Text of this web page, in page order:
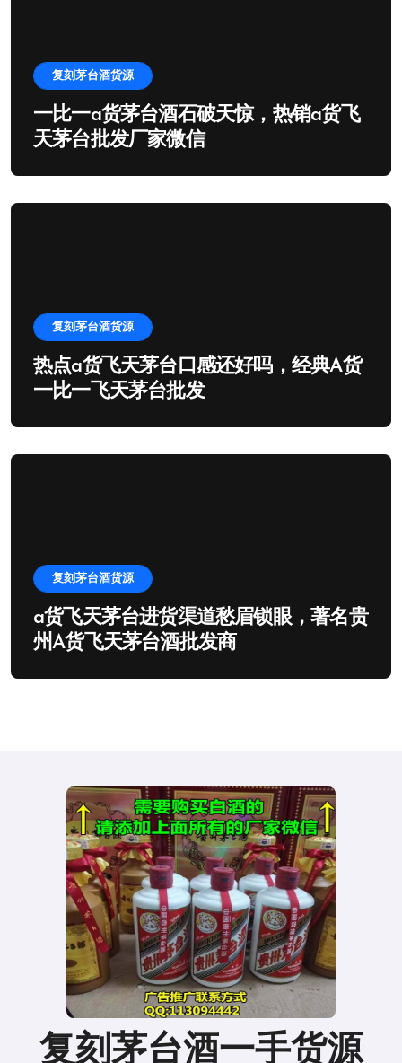
复刻茅台酒货源
一比一a货茅台酒石破天惊，热销a货飞
天茅台批发厂家微信
复刻茅台酒货源
热点a货飞天茅台口感还好吗，经典A货
一比一飞天茅台批发
复刻茅台酒货源
a货飞天茅台进货渠道愁眉锁眼，著名贵
州A货飞天茅台酒批发商
复刻茅台酒一手货源